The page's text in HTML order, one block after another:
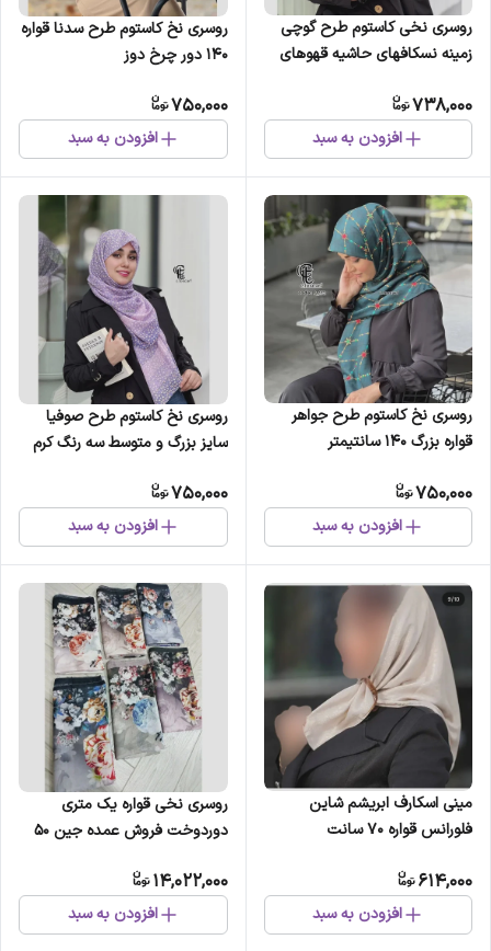
روسری نخی کاستوم طرح گوچی
زمینه نسکافهای حاشیه قهوهای
738,000
افزودن به سبد
روسری نخ کاستوم طرح سدنا قواره
140 دور چرخ دوز
750,000
افزودن به سبد
روسری نخ کاستوم طرح جواهر
قواره بزرگ 140 سانتیمتر
750,000
افزودن به سبد
روسری نخ کاستوم طرح صوفیا
سایز بزرگ و متوسط سه رنگ کرم
750,000
افزودن به سبد
مینی اسکارف ابریشم شاین
فلورانس قواره 70 سانت
614,000
افزودن به سبد
روسری نخی قواره یک متری
دوردوخت فروش عمده جین 50
14,022,000
افزودن به سبد